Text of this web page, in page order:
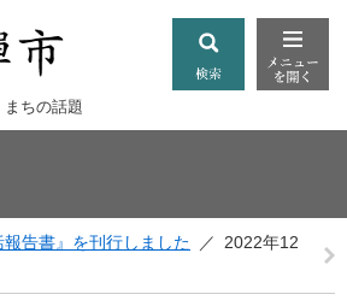
まちの話題
報告書』を刊行しました
2022年12